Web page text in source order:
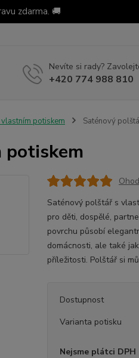
zdarma. 🚚
Nevíte si rady?
+420 774 988 810
potiskem Saténový
Saténový polštář s
pro děti, dospělé,
povrchu působí
domácnosti, ale také
příležitosti. Polštář si
Dostupnost
Varianta potisku
Nejsme plátci DPH